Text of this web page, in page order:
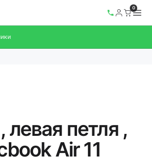
0
петля ,
Air 11